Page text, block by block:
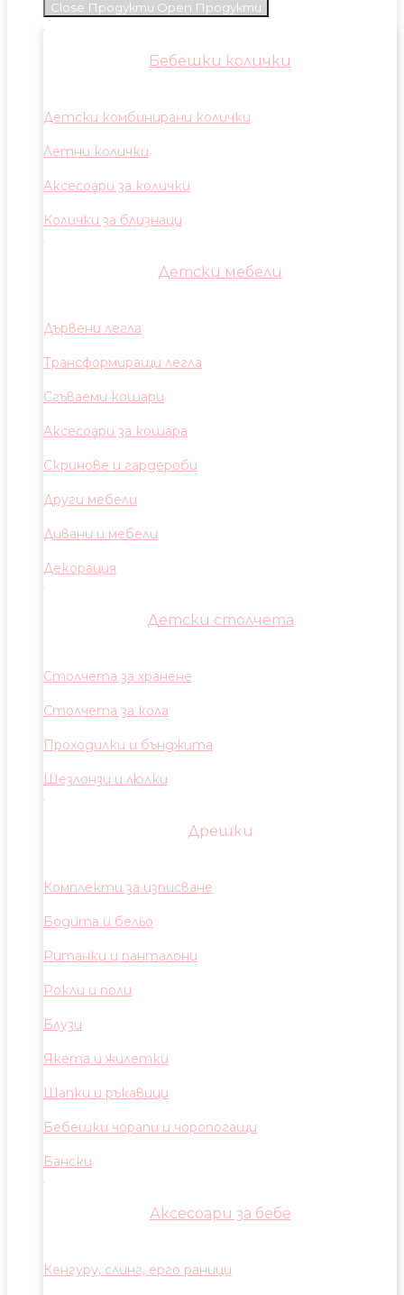
Close Продукти Open Продукти
Бебешки колички
Детски комбинирани колички
Летни колички
Аксесоари за колички
Колички за близнаци
Детски мебели
Дървени легла
Трансформиращи легла
Сгъваеми кошари
Аксесоари за кошара
Скринове и гардероби
Други мебели
Дивани и мебели
Декорация
Детски столчета
Столчета за хранене
Столчета за кола
Проходилки и бънджита
Шезлонзи и люлки
Дрешки
Комплекти за изписване
Бодита и бельо
Ританки и панталони
Рокли и поли
Блузи
Якета и жилетки
Шапки и ръкавици
Бебешки чорапи и чоропогащи
Бански
Аксесоари за бебе
Кенгуру, слинг, ерго раници